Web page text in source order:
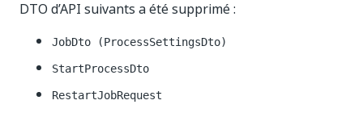
DTO d’API suivants a été supprimé :
JobDto (ProcessSettingsDto)
StartProcessDto
RestartJobRequest